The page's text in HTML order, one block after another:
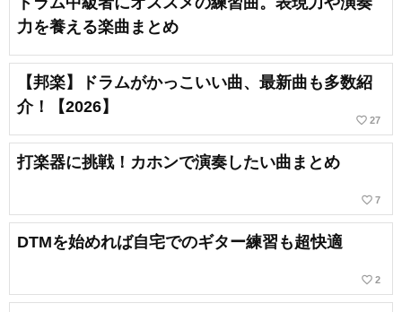
力を養える楽曲まとめ
【邦楽】ドラムがかっこいい曲、最新曲も多数紹
介！【2026】
favorite_border 27
打楽器に挑戦！カホンで演奏したい曲まとめ
favorite_border 7
DTMを始めれば自宅でのギター練習も超快適
favorite_border 2